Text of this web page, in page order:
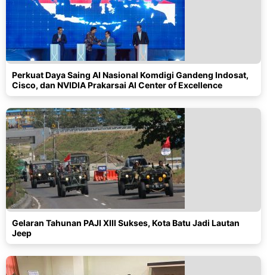
Perkuat Daya Saing AI Nasional Komdigi Gandeng Indosat,
Cisco, dan NVIDIA Prakarsai AI Center of Excellence
Gelaran Tahunan PAJI XIII Sukses, Kota Batu Jadi Lautan
Jeep